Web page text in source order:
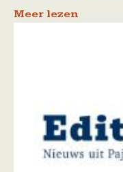
Meer lezen